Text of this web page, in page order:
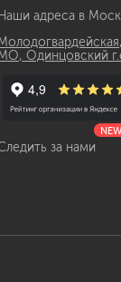
Наши адреса в
Одинцовский
за нами
NEW